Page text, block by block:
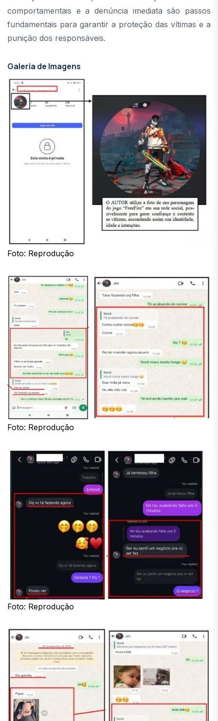
comportamentais e a denúncia imediata são passos
fundamentais para garantir a proteção das vítimas e a
punição dos responsáveis.
Galeria de Imagens
Foto: Reprodução
Foto: Reprodução
Foto: Reprodução